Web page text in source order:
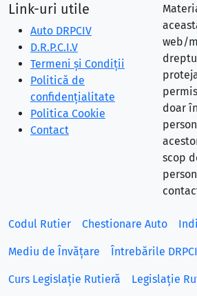
Link-uri utile
Auto DRPCIV
D.R.P.C.I.V
Termeni și Condiții
Politică de
confidențialitate
Politica Cookie
Contact
web/
doar
scop
Codul Rutier Chestionare Auto
Mediu de Învățare Întrebările
Curs Legislație Rutieră Legislație